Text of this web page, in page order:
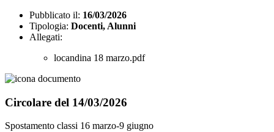
Pubblicato il: 16/03/2026
Tipologia: Docenti, Alunni
Allegati:
locandina 18 marzo.pdf
Circolare del 14/03/2026
Spostamento classi 16 marzo-9 giugno